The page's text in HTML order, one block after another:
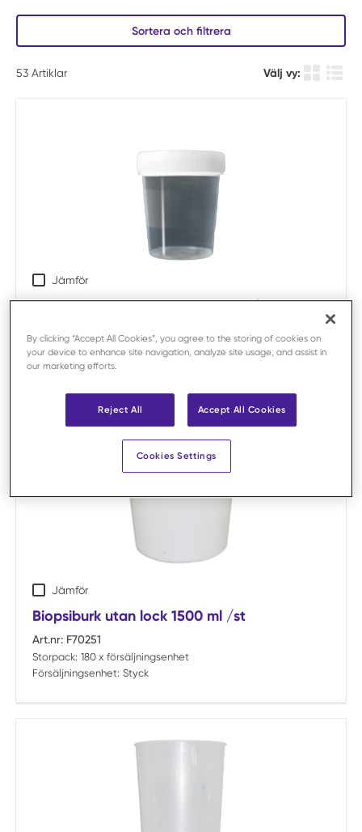
Sortera och filtrera
53 Artiklar Välj vy:
Jämför
Biopsiburk med skruvlock 100 ml /st
Storpack:
200 x försäljningsenhet
Försäljningsenhet:
Jämför
Biopsiburk utan lock 1500 ml /st
Art.nr: F70251
Storpack: 180 x försäljningsenhet
Försäljningsenhet: Styck
By clicking “Accept All Cookies”, you agree to the storing of cookies on
your device to enhance site navigation, analyze site usage, and assist in
our marketing efforts.
Reject All Accept All Cookies
Cookies Settings